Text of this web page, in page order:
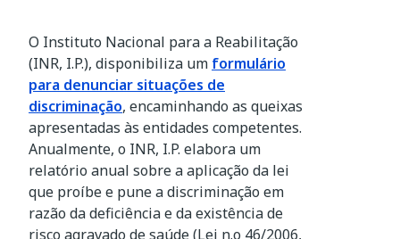
O Instituto Nacional para a Reabilitação
(INR, I.P.), disponibiliza um formulário
para denunciar situações de
discriminação, encaminhando as queixas
apresentadas às entidades competentes.
Anualmente, o INR, I.P. elabora um
relatório anual sobre a aplicação da lei
que proíbe e pune a discriminação em
razão da deficiência e da existência de
risco agravado de saúde (Lei n.o 46/2006,